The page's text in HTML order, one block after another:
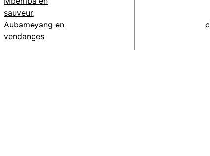
sauveur,
Aubameyang en
vendanges